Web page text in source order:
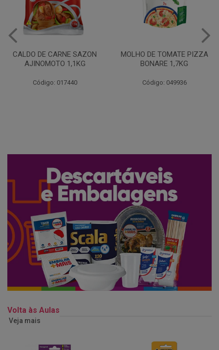
MOLHO DE TOMATE PIZZA
BONARE 1,7KG
Código: 049936
MARGARINA USO
PROFISSIONAL 80% CUKIN
Código: 062469
Volta às Aulas
Veja mais